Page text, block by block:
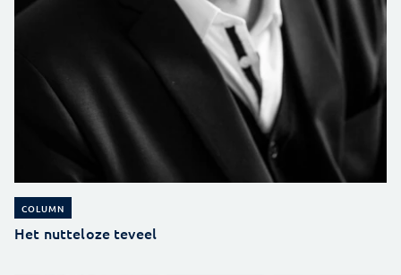
COLUMN
Het nutteloze teveel